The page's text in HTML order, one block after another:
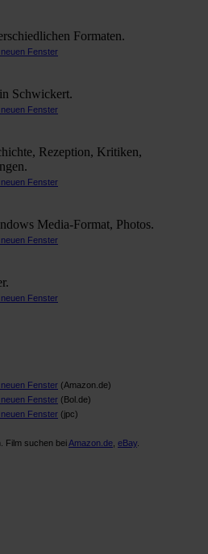
Formaten.
neuen Fenster
Schwickert.
neuen Fenster
Rezeption, Kritiken,
neuen Fenster
Media-Format, Photos.
neuen Fenster
neuen Fenster
neuen Fenster (Amazon.de)
neuen Fenster (Bol.de)
neuen Fenster (jpc)
Film suchen beiAmazon.de eBay